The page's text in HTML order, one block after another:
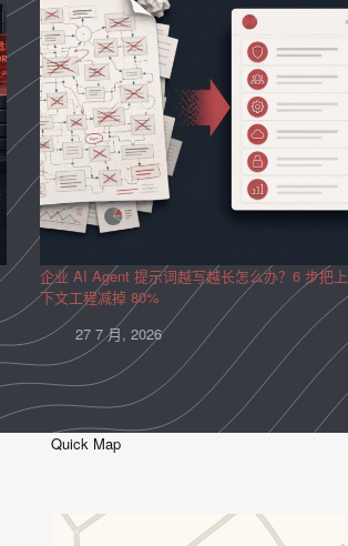
企业 AI Agent 提示词越写越长怎么办？6 步把上
下文工程减掉 80%
27 7 月, 2026
Quick Map